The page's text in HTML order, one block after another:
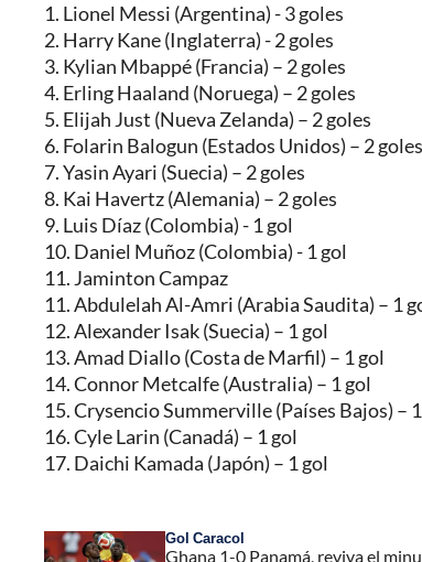
1. Lionel Messi (Argentina) - 3 goles
2. Harry Kane (Inglaterra) - 2 goles
3. Kylian Mbappé (Francia) – 2 goles
4. Erling Haaland (Noruega) – 2 goles
5. Elijah Just (Nueva Zelanda) – 2 goles
6. Folarin Balogun (Estados Unidos) – 2 goles
7. Yasin Ayari (Suecia) – 2 goles
8. Kai Havertz (Alemania) – 2 goles
9. Luis Díaz (Colombia) - 1 gol
10. Daniel Muñoz (Colombia) - 1 gol
11. Jaminton Campaz
11. Abdulelah Al-Amri (Arabia Saudita) – 1
12. Alexander Isak (Suecia) – 1 gol
13. Amad Diallo (Costa de Marfil) – 1 gol
14. Connor Metcalfe (Australia) – 1 gol
15. Crysencio Summerville (Países Bajos) –
16. Cyle Larin (Canadá) – 1 gol
17. Daichi Kamada (Japón) – 1 gol
Gol Caracol
Ghana 1-0 Panamá, reviva el